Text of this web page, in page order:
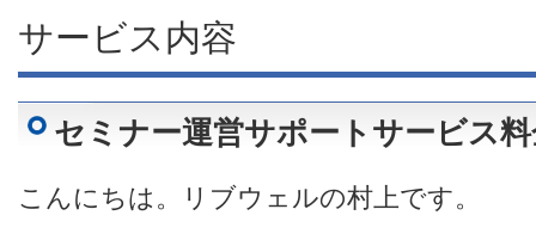
サービス内容
セミナー運営サポートサービス
こんにちは。リブウェルの村上です。